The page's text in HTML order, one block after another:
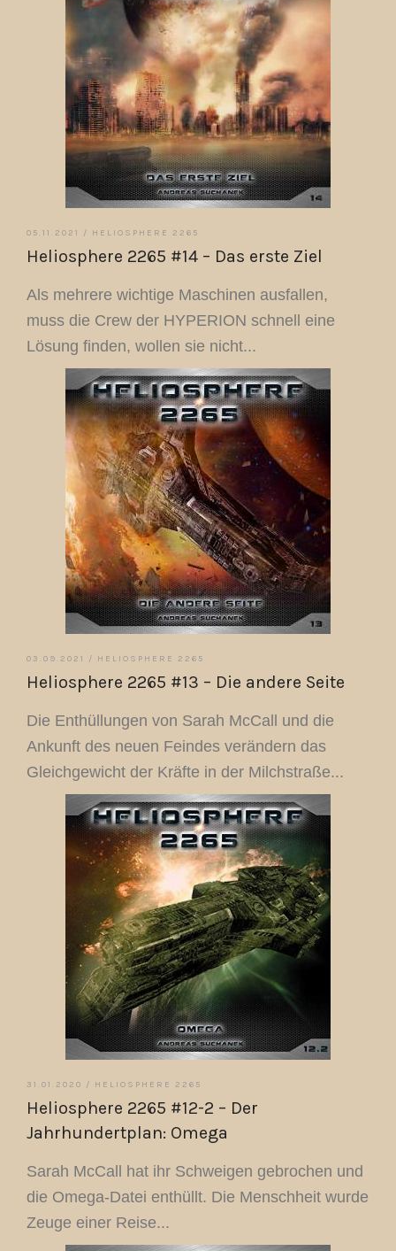
05.11.2021 / HELIOSPHERE 2265
Heliosphere 2265 #14 – Das erste Ziel
Als mehrere wichtige Maschinen ausfallen,
muss die Crew der HYPERION schnell eine
Lösung finden, wollen sie nicht...
03.09.2021 / HELIOSPHERE 2265
Heliosphere 2265 #13 – Die andere Seite
Die Enthüllungen von Sarah McCall und die
Ankunft des neuen Feindes verändern das
Gleichgewicht der Kräfte in der Milchstraße...
31.01.2020 / HELIOSPHERE 2265
Heliosphere 2265 #12-2 – Der
Jahrhundertplan: Omega
Sarah McCall hat ihr Schweigen gebrochen und
die Omega-Datei enthüllt. Die Menschheit wurde
Zeuge einer Reise...